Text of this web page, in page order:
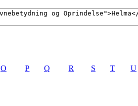
O P Q R S T U